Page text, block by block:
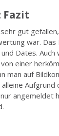
gut
war. Das
Dates. Auch
einer
man auf
angemeldet